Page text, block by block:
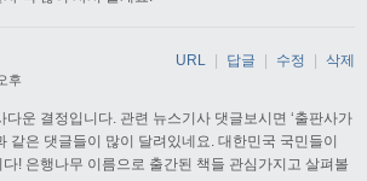
후
다운 결정입니다. 관련 뉴스기사 댓글보시면 ‘출판사가
같은 댓글들이 많이 달려있네요. 대한민국 국민들이
! 은행나무 이름으로 출간된 책들 관심가지고 살펴볼
URL 답글 수정 삭제